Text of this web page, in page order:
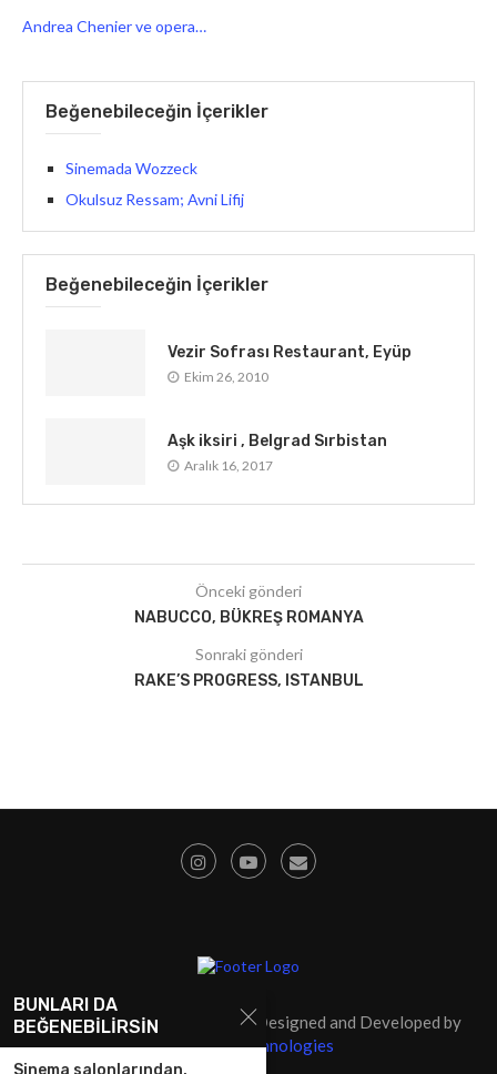
Andrea Chenier ve opera…
Beğenebileceğin İçerikler
Sinemada Wozzeck
Okulsuz Ressam; Avni Lifij
Beğenebileceğin İçerikler
Vezir Sofrası Restaurant, Eyüp
Ekim 26, 2010
Aşk iksiri , Belgrad Sırbistan
Aralık 16, 2017
Önceki gönderi
NABUCCO, BÜKREŞ ROMANYA
Sonraki gönderi
RAKE’S PROGRESS, ISTANBUL
@2009 - Tüm Hakları Saklıdır. Designed and Developed by
SolidSoft Technologies
BUNLARI DA
BEĞENEBILIRSIN
Sinema salonlarından,